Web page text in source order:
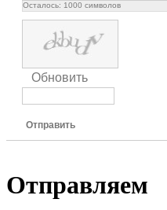
Осталось: 1000 символов
Обновить
Отправить
Отправляем